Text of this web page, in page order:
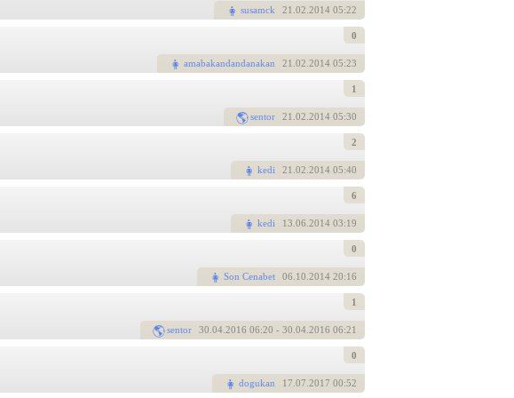
susamck 21 .02.2014 05:22
amabakandandanakan 21 .02.2014 05:23
0
sentor 21 .02.2014 05:30
1
kedi 21 .02.2014 05:40
2
kedi 13 .06.2014 03:19
6
Son Cenabet 06 .10.2014 20:16
0
sentor 30 .04.2016 06:20 - 30.04.2016 06:21
1
dogukan 17 .07.2017 00:52
0